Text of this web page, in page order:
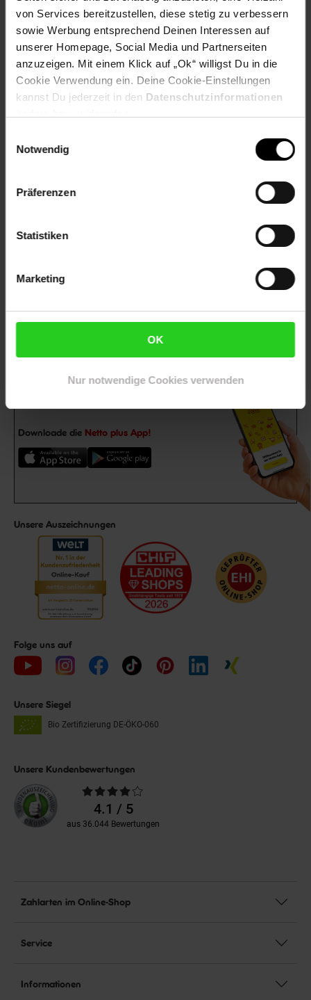
von Services bereitzustellen, diese stetig zu verbessern
sowie Werbung entsprechend Deinen Interessen auf
unserer Homepage, Social Media und Partnerseiten
anzuzeigen. Mit einem Klick auf „Ok“ willigst Du in die
Cookie Verwendung ein. Deine Cookie-Einstellungen
kannst Du jederzeit in den Datenschutzinformationen
Notwendig
Präferenzen
Statistiken
Marketing
OK
Nur notwendige Cookies verwenden
Netto Reisen TV-Shop Weinwelt
Rezeptwelt Karriere
Abonniere unseren
dir einen 15 €**-Gutschein!
15€
Gutschein
Jetzt zum Newsletter anmelden
Downloade die Netto plus App!
Unsere Auszeichnungen
Folge uns auf
Unsere Siegel
Bio Zertifizierung DE-ÖKO-060
Unsere Kundenbewertungen
Durchschnittliche
Bewertungen4.1 / 5
aus 36.044 Bewertungen
Zahlarten im Online-Shop
Service
Informationen